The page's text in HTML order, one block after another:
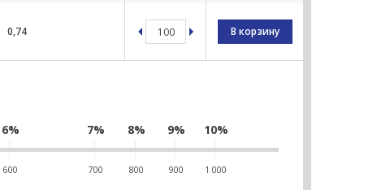
0,74 В корзину
600
6%
700
7%
800
8%
900
9%
1 000
10%